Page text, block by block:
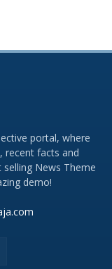
portal, where
recent facts and
News Theme
demo!